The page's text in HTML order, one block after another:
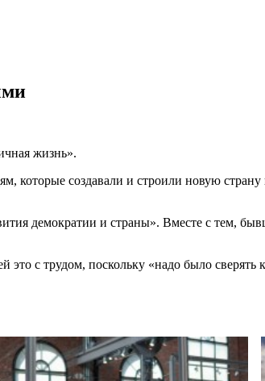
жизнь».
которые создавали и строили новую
демократии и страны». Вместе с тем,
это с трудом, поскольку «надо было